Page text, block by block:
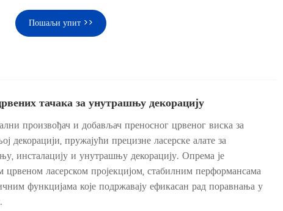
Пошаљи упит >>
тачака за унутрашњу декорацију
произвођач и добављач преносног црвеног виска за
декорацији, пружајући прецизне ласерске алате за
инсталацију и унутрашњу декорацију. Опрема је
црвеном ласерском пројекцијом, стабилним перформансама
функцијама које подржавају ефикасан рад поравнања у